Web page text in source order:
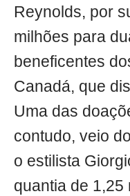
Reynolds, por
milhões para
beneficentes
Canadá, que
Uma das
contudo, veio
o estilista
quantia de 1,25